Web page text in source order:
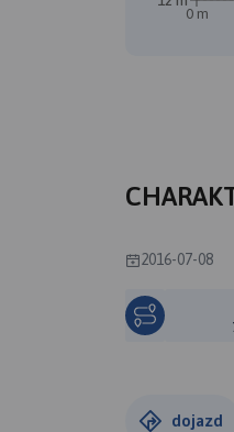
0 m
2016-07-08
dojazd